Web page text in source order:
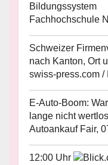
Bildungssystem
Fachhochschule
Schweizer
nach Kanton, Ort
swiss-press.com /
E-Auto-Boom:
lange nicht
Autoankauf Fair,
12:00 Uhr